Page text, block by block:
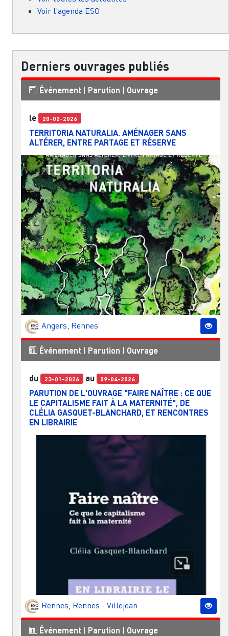
Voir l'agenda ESO
Derniers ouvrages publiés
Événement | Parution | Ouvrage
le 20-02-2026
TERRITORIA NATURALIA. AMÉNAGER SANS
ALTÉRER, ENTRE PARTAGE ET RÉSERVE
Angers Rennes
Événement | Parution | Ouvrage
du 23-01-2026 au 09-04-2026
PARUTION DE L'OUVRAGE "FAIRE NAÎTRE : CE QUE
LE CAPITALISME FAIT À LA MATERNITÉ", DE
CLÉLIA GASQUET-BLANCHARD, ET RENCONTRES
EN LIBRAIRIE
Rennes, Rennes - Villejean
Événement Parution Ouvrage